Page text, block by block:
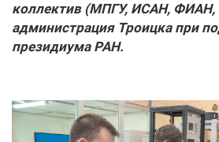
коллектив (МПГУ, ИСАН,
администрация Троицка при
президиума РАН.